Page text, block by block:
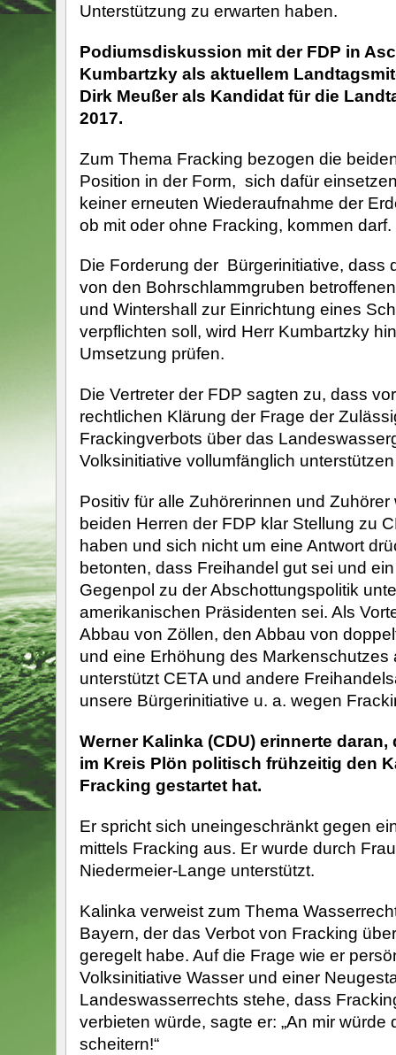
Unterstützung zu erwarten haben.
Podiumsdiskussion mit der FDP in
Kumbartzky als aktuellem
Dirk Meußer als Kandidat für die
2017.
Zum Thema Fracking bezogen die
Position in der Form, sich dafür
keiner erneuten Wiederaufnahme der
ob mit oder ohne Fracking, kommen darf.
Die Forderung der Bürgerinitiative, dass
von den Bohrschlammgruben
und Wintershall zur Einrichtung eines
verpflichten soll, wird Herr Kumbartzky
Umsetzung prüfen.
Die Vertreter der FDP sagten zu, dass
rechtlichen Klärung der Frage der
Frackingverbots über das
Volksinitiative vollumfänglich
Positiv für alle Zuhörerinnen und Zuhörer
beiden Herren der FDP klar Stellung zu
haben und sich nicht um eine Antwort
betonten, dass Freihandel gut sei und
Gegenpol zu der Abschottungspolitik
amerikanischen Präsidenten sei. Als
Abbau von Zöllen, den Abbau von
und eine Erhöhung des Markenschutzes
unterstützt CETA und andere
unsere Bürgerinitiative u. a. wegen
Werner Kalinka (CDU) erinnerte daran,
im Kreis Plön politisch frühzeitig den
Fracking gestartet hat.
Er spricht sich uneingeschränkt gegen
mittels Fracking aus. Er wurde durch
Niedermeier-Lange unterstützt.
Kalinka verweist zum Thema
Bayern, der das Verbot von Fracking
geregelt habe. Auf die Frage wie er
Volksinitiative Wasser und einer
Landeswasserrechts stehe, dass
verbieten würde, sagte er: „An mir würde
scheitern!“